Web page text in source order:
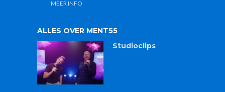
MEER INFO
ALLES OVER MENT55
Studioclips